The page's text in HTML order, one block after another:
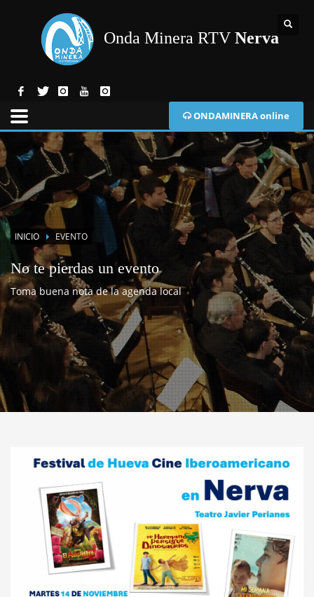
Onda Minera RTV Nerva
ONDAMINERA online
INICIO EVENTO
No te pierdas un evento
Toma buena nota de la agenda local